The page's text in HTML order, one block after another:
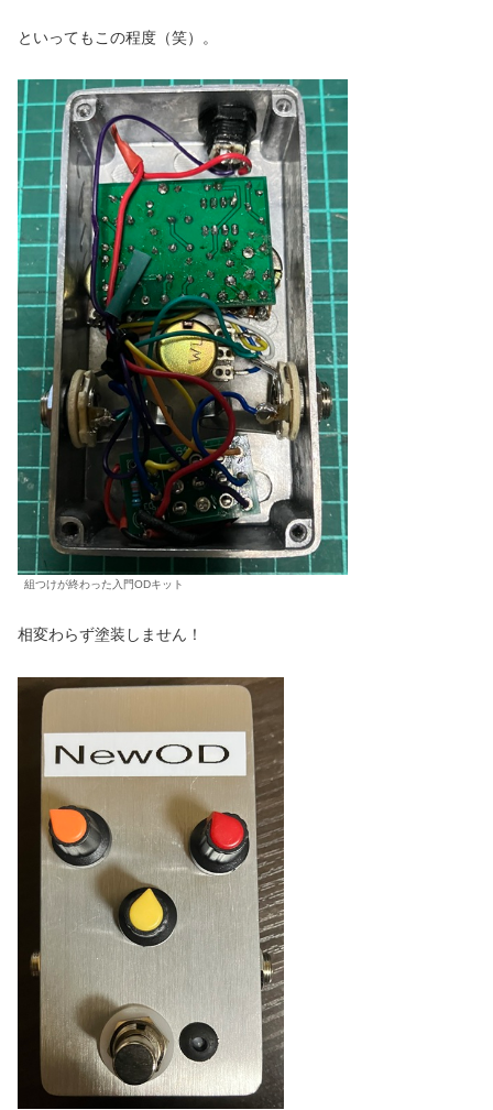
といってもこの程度（笑）。
組つけが終わった入門ODキット
相変わらず塗装しません！